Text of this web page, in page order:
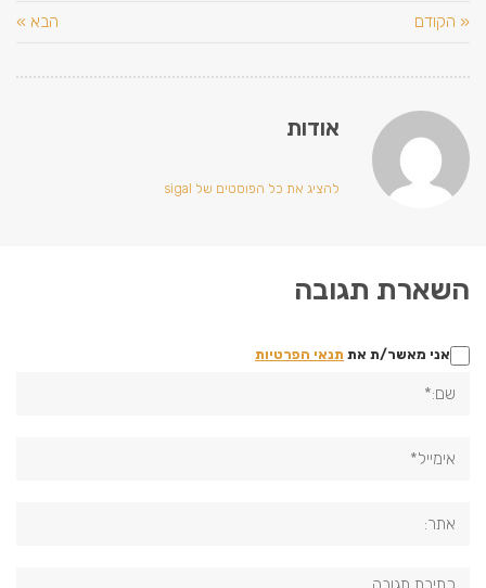
« הקודם הבא »
אודות
להציג את כל הפוסטים של sigal
השארת תגובה
אני מאשר/ת את תנאי הפרטיות